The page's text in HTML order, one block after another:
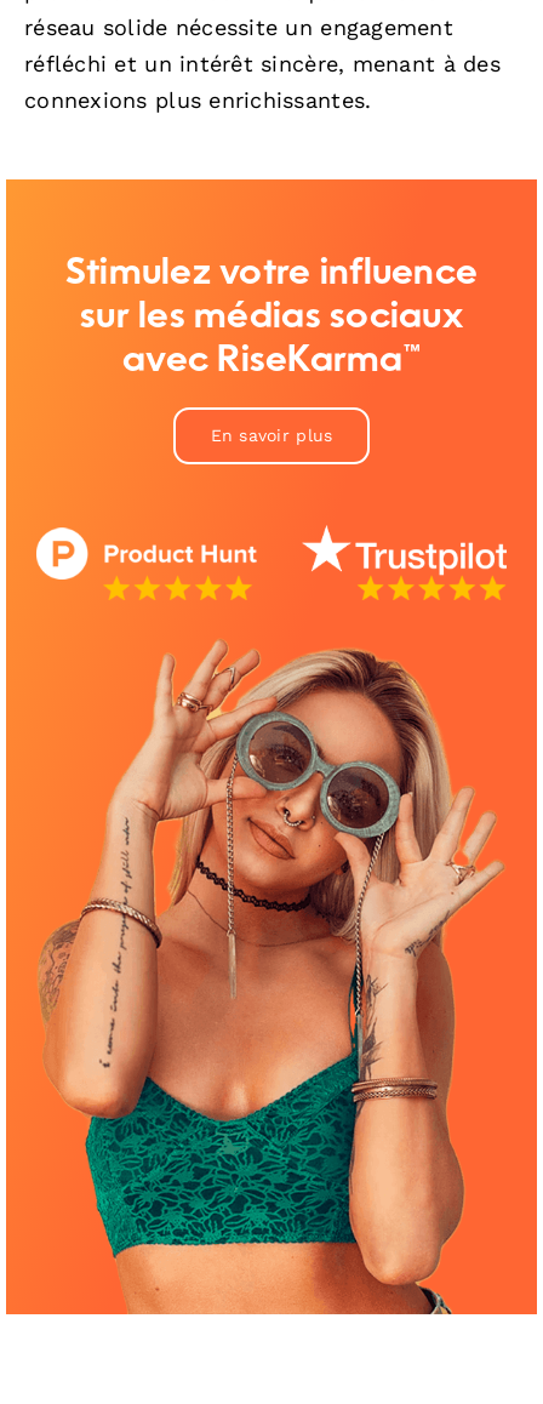
réseau solide nécessite un engagement
réfléchi et un intérêt sincère, menant à des
connexions plus enrichissantes.
Stimulez votre influence
sur les médias sociaux
avec RiseKarma™
En savoir plus